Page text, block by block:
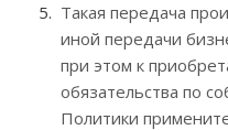
Такая передача
иной передачи
при этом к
обязательства по
Политики